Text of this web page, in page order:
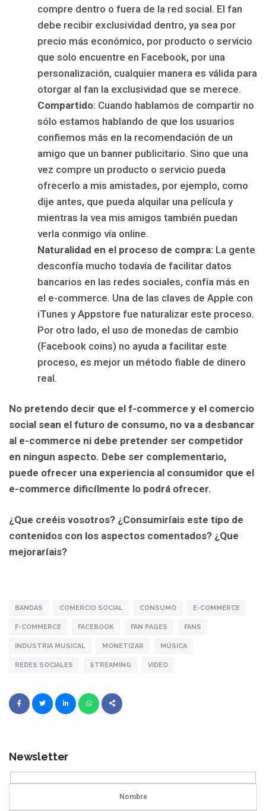
compre dentro o fuera de la red social. El fan
debe recibir exclusividad dentro, ya sea por
precio más económico, por producto o servicio
que solo encuentre en Facebook, por una
personalización, cualquier manera es válida para
otorgar al fan la exclusividad que se merece.
Compartido: Cuando hablamos de compartir no
sólo estamos hablando de que los usuarios
confiemos más en la recomendación de un
amigo que un banner publicitario. Sino que una
vez compre un producto o servicio pueda
ofrecerlo a mis amistades, por ejemplo, como
dije antes, que pueda alquilar una película y
mientras la vea mis amigos también puedan
verla conmigo vía online.
Naturalidad en el proceso de compra: La gente
desconfía mucho todavía de facilitar datos
bancarios en las redes sociales, confía más en
el e-commerce. Una de las claves de Apple con
iTunes y Appstore fue naturalizar este proceso.
Por otro lado, el uso de monedas de cambio
(Facebook coins) no ayuda a facilitar este
proceso, es mejor un método fiable de dinero
real.
No pretendo decir que el f-commerce y el comercio
social sean el futuro de consumo, no va a desbancar
al e-commerce ni debe pretender ser competidor
en ningun aspecto. Debe ser complementario,
puede ofrecer una experiencia al consumidor que el
e-commerce dificílmente lo podrá ofrecer.
¿Que creéis vosotros? ¿Consumiríais este tipo de
contenidos con los aspectos comentados? ¿Que
mejoraríais?
BANDAS COMERCIO SOCIAL CONSUMO E-COMMERCE
F-COMMERCE FACEBOOK FAN PAGES FANS
INDUSTRIA MUSICAL MONETIZAR MÚSICA
REDES SOCIALES STREAMING VIDEO
Newsletter